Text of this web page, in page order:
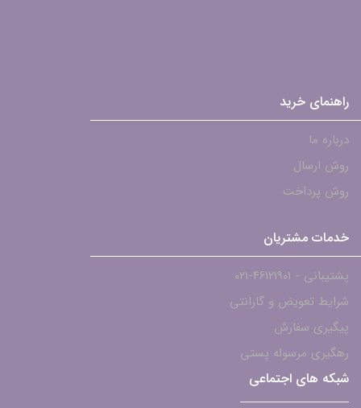
راهنمای خرید
درباره ما
روش ارسال
روش پرداخت
خدمات مشتریان
پشتیبانی - ۴۶۱۲۱۹۰۱-021
شرایط تعویض و گارانتی
پیگیری سفارش
رهگیری مرسوله پستی
شبکه های اجتماعی